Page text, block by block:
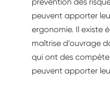
peuvent apporter
ergonomie. Il existe
maîtrise d’ouvrage
qui ont des
peuvent apporter